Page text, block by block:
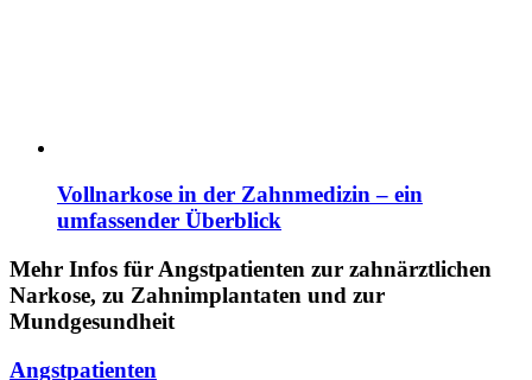
Vollnarkose in der Zahnmedizin – ein
umfassender Überblick
Mehr Infos für Angstpatienten zur zahnärztlichen
Narkose, zu Zahnimplantaten und zur
Mundgesundheit
Angstpatienten